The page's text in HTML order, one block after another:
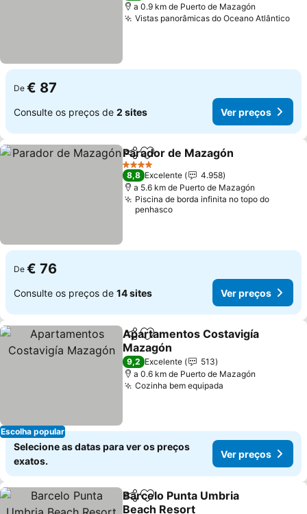
a 0.9 km de Puerto de Mazagón
Vistas panorâmicas do Oceano Atlântico
De € 87
Consulte os preços de 2 sites Ver preços
PartilharAdicionar aos favoritos
Parador de Mazagón
4 Estrelas
8,8 Excelente
4.958
a 5.6 km de Puerto de Mazagón
Piscina de borda infinita no topo do
penhasco
De € 76
Consulte os preços de 14 sites Ver preços
Escolha popular
PartilharAdicionar aos favoritos
Apartamentos Costavigía
Mazagón
9,2 Excelente
513
a 0.6 km de Puerto de Mazagón
Cozinha bem equipada
Selecione as datas para ver os preços
exatos.
Ver preços
PartilharAdicionar aos favoritos
Barcelo Punta Umbria
Beach Resort